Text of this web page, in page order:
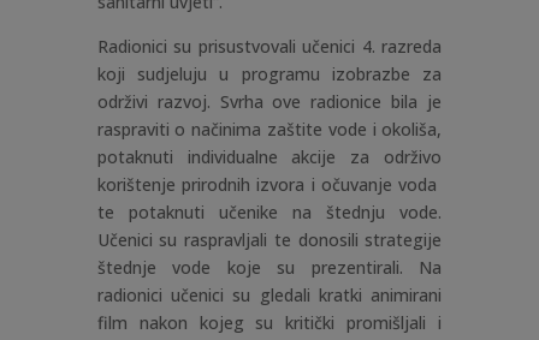
Radionici su prisustvovali učenici 4. razreda
koji sudjeluju u programu izobrazbe za
održivi razvoj. Svrha ove radionice bila je
raspraviti o načinima zaštite vode i okoliša,
potaknuti individualne akcije za održivo
korištenje prirodnih izvora i očuvanje voda
te potaknuti učenike na štednju vode.
Učenici su raspravljali te donosili strategije
štednje vode koje su prezentirali. Na
radionici učenici su gledali kratki animirani
film nakon kojeg su kritički promišljali i